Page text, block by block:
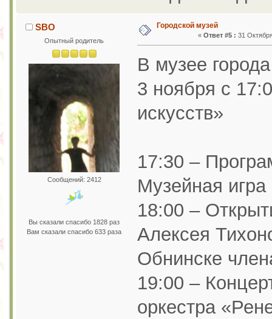
SBO
Опытный родитель
Сообщений: 2412
Вы сказали спасибо 1828 раз
Вам сказали спасибо 633 раза
Городской музей
« Ответ #5 : 31
В музее
3 ноября с
искусств»
17:30 –
Музейная
18:00 –
Алексея
Обнинске
19:00 –
оркестра